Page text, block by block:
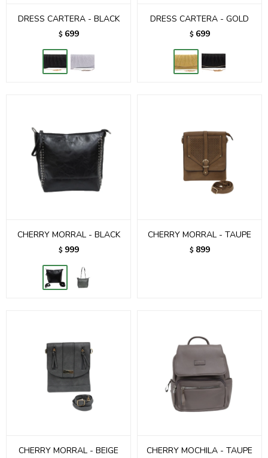
DRESS CARTERA - BLACK
$ 699
DRESS CARTERA - GOLD
$ 699
CHERRY MORRAL - BLACK
$ 999
CHERRY MORRAL - TAUPE
$ 899
CHERRY MORRAL - BEIGE CHERRY MOCHILA - TAUPE